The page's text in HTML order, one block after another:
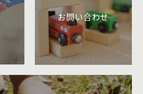
お問い合わせ